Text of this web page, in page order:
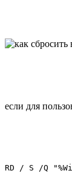
если для
RD / S /Q